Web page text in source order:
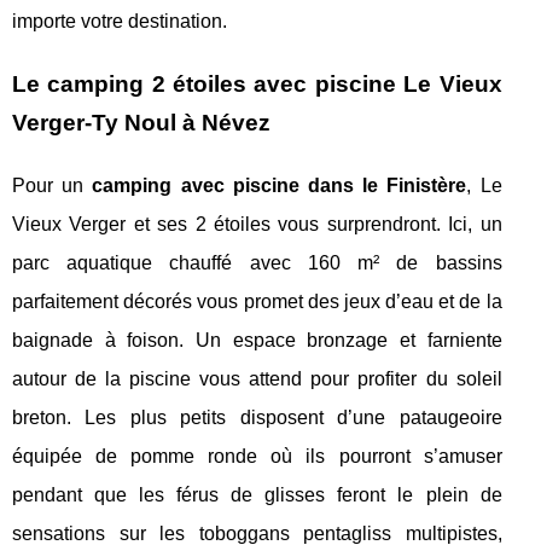
importe votre destination.
Le camping 2 étoiles avec piscine Le Vieux
Verger-Ty Noul à Névez
Pour uncamping avec piscine dans le Finistère, Le
Vieux Verger et ses 2 étoiles vous surprendront. Ici, un
parc aquatique chauffé avec 160 m² de bassins
parfaitement décorés vous promet des jeux d’eau et de la
baignade à foison. Un espace bronzage et farniente
autour de la piscine vous attend pour profiter du soleil
breton. Les plus petits disposent d’une pataugeoire
équipée de pomme ronde où ils pourront s’amuser
pendant que les férus de glisses feront le plein de
sensations sur les toboggans pentagliss multipistes,